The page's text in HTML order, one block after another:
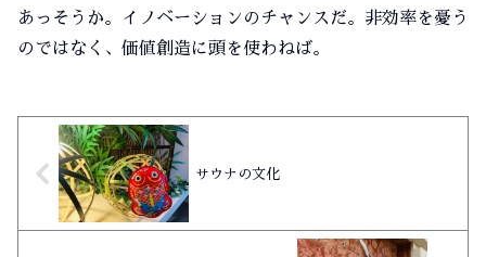
あっそうか。イノベーションのチャンスだ。非効率を憂う
のではなく、価値創造に頭を使わねば。
サウナの文化